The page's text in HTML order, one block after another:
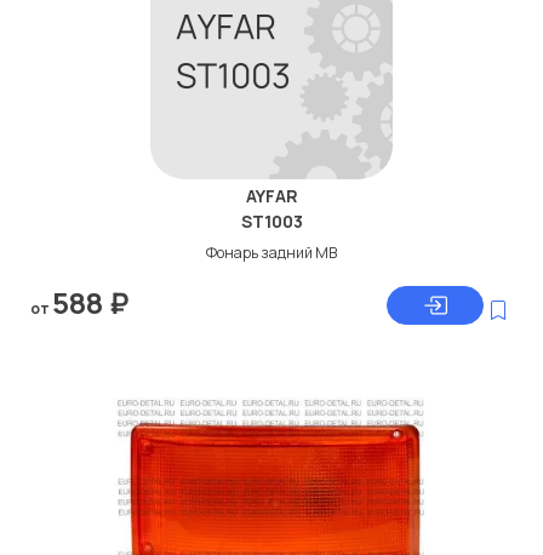
AYFAR
ST1003
Фонарь задний МВ
от 588 ₽